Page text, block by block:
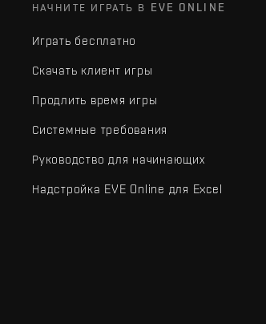
НАЧНИТЕ ИГРАТЬ В EVE ONLINE
Играть бесплатно
Скачать клиент игры
Продлить время игры
Системные требования
Руководство для начинающих
Надстройка EVE Online для Excel